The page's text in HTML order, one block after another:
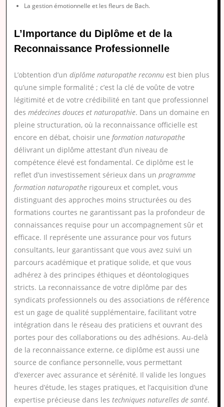
La gestion émotionnelle et les fleurs de Bach.
L’Importance du Diplôme et de la
Reconnaissance Professionnelle
L’obtention d’un diplôme naturopathe reconnu est bien plus
qu’une simple formalité ; c’est la clé de voûte de votre
légitimité et de votre crédibilité en tant que professionnel
des médecines douces et naturopathie. Dans un domaine en
pleine structuration, où la reconnaissance officielle est
encore en débat, choisir une formation naturopathe
délivrant un diplôme attestant d’un niveau de
compétence élevé est fondamental. Ce diplôme est le
reflet d’un investissement sérieux dans un programme
formation naturopathe rigoureux et complet, vous
distinguant des approches moins structurées ou des
formations courtes ne garantissant pas la profondeur de
connaissances requise pour un accompagnement sûr et
efficace. Il représente une assurance pour vos futurs
consultants, leur garantissant que vous avez suivi un
parcours académique et pratique solide, et que vous
adhérez à des principes éthiques et déontologiques
stricts. La reconnaissance de votre diplôme par des
syndicats professionnels ou des associations de référence
est un gage de qualité supplémentaire, facilitant votre
intégration dans le réseau des praticiens et ouvrant des
portes pour des collaborations ou des adhésions. Au-delà
de la reconnaissance externe, ce diplôme est aussi une
source de confiance personnelle, vous permettant
d’exercer avec assurance et sérénité. Il valide les longues
heures d’étude, les stages pratiques, et l’acquisition d’une
expertise précieuse dans les techniques naturelles de santé.